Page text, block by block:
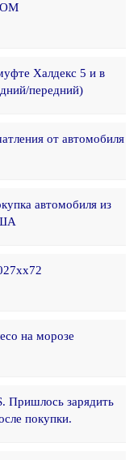
Халдекс 5 и в
передний)
от автомобиля
автомобиля из
на морозе
Пришлось зарядить
покупки.